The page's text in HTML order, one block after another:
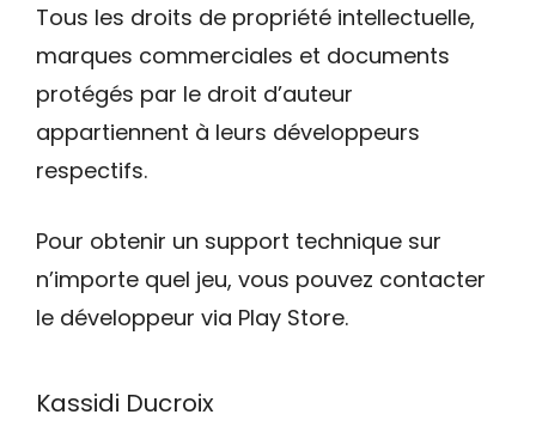
Tous les droits de propriété intellectuelle,
marques commerciales et documents
protégés par le droit d’auteur
appartiennent à leurs développeurs
respectifs.
Pour obtenir un support technique sur
n’importe quel jeu, vous pouvez contacter
le développeur via Play Store.
Kassidi Ducroix